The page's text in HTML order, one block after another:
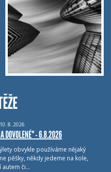
8. 2026
DOVOLENÉ" - 6.8.2026
obvykle používáme nějaký
pěšky, někdy jedeme na kole,
autem či…